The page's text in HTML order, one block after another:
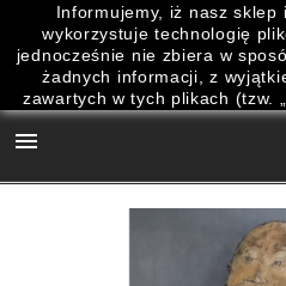

Informujemy, iż nasz sklep
wykorzystuje technologię
jednocześnie nie zbiera w
żadnych informacji, z
zawartych w tych plikach (tzw.